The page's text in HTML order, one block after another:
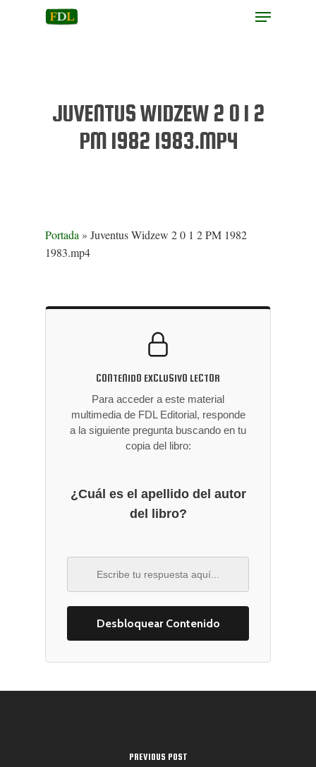
JUVENTUS WIDZEW 2 0 1 2
PM 1982 1983.MP4
Portada » Juventus Widzew 2 0 1 2 PM 1982
1983.mp4
CONTENIDO EXCLUSIVO LECTOR
Para acceder a este material
multimedia de FDL Editorial, responde
a la siguiente pregunta buscando en tu
copia del libro:
¿Cuál es el apellido del autor
del libro?
PREVIOUS POSTCatálogo